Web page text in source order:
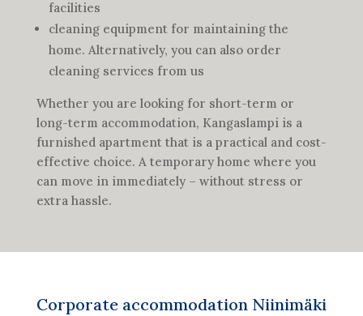
facilities
cleaning equipment for maintaining the
home. Alternatively, you can also order
cleaning services from us
Whether you are looking for short-term or
long-term accommodation, Kangaslampi is a
furnished apartment that is a practical and cost-
effective choice. A temporary home where you
can move in immediately – without stress or
extra hassle.
Corporate accommodation Niinimäki